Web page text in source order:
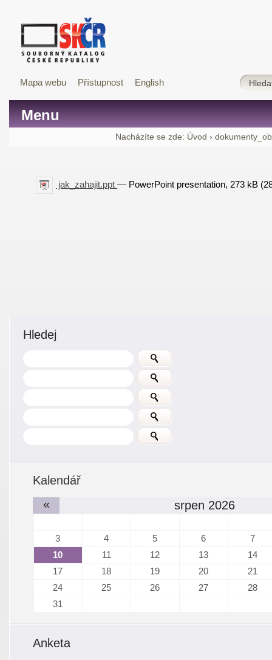
Mapa webu Přístupnost English
Menu
Nacházíte se zde: Úvod ›
jak_zahajit.ppt— PowerPoint presentation, 273 kB
Hledej
Kalendář
«
srpen 2026
3 4 5 6
7
10
11 12 13
14
17
18 19 20
21
24
25 26 27
28
31
Anketa